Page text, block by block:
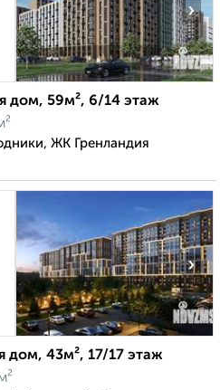
›
дом, 59м², 6/14 этаж
ЖК Гренландия
›
дом, 43м², 17/17 этаж